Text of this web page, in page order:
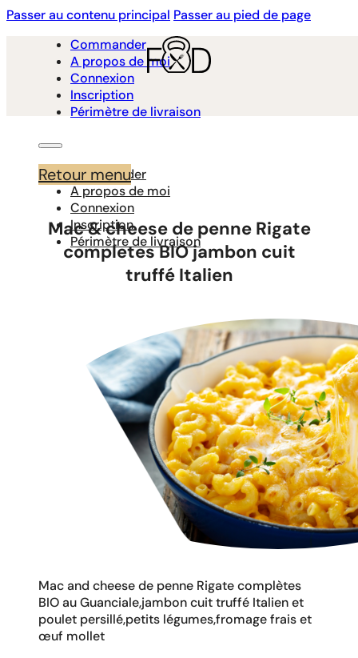
Passer au contenu principal Passer au pied de page
Commander
A propos de moi
Connexion
Inscription
Périmètre de livraison
Commander
A propos de moi
Connexion
Inscription
Périmètre de livraison
Retour menu
Mac & cheese de penne Rigate
completes BIO jambon cuit
truffé Italien
Mac and cheese de penne Rigate complètes
BIO au Guanciale,jambon cuit truffé Italien et
poulet persillé,petits légumes,fromage frais et
œuf mollet